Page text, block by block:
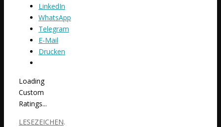
LinkedIn
WhatsApp
Telegram
E-Mail
Drucken
Loading
Custom
Ratings...
LESEZEICHEN.